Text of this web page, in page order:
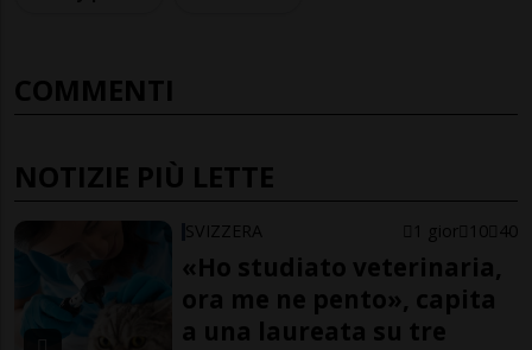
COMMENTI
NOTIZIE PIÙ LETTE
SVIZZERA 1 gior 10 40
«Ho studiato veterinaria,
ora me ne pento», capita
a una laureata su tre